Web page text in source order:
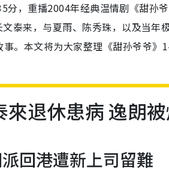
分，重播2004年经典温情剧《甜孙爷
泰来，与夏雨、陈秀珠，以及当年
。本文将为大家整理《甜孙爷爷》
退休患病 逸朗
回港遭新上司留難